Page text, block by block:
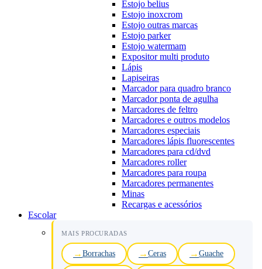
Estojo belius
Estojo inoxcrom
Estojo outras marcas
Estojo parker
Estojo watermam
Expositor multi produto
Lápis
Lapiseiras
Marcador para quadro branco
Marcador ponta de agulha
Marcadores de feltro
Marcadores e outros modelos
Marcadores especiais
Marcadores lápis fluorescentes
Marcadores para cd/dvd
Marcadores roller
Marcadores para roupa
Marcadores permanentes
Minas
Recargas e acessórios
Escolar
MAIS PROCURADAS
Borrachas Ceras Guache